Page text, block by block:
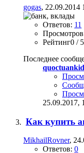
gogas, 22.09.2014
Ответов: 11
Рейтинг0 / 5
Последнее
quoctuankid
25.09.2017,
Как купить
MikhailRovner,
Ответов: 0